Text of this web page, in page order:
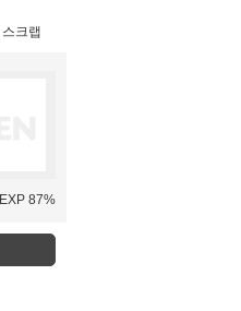
스크랩
EXP 87%